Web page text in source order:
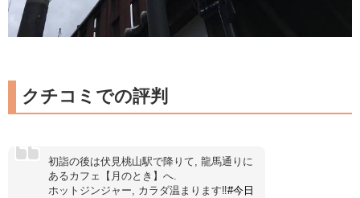
クチコミでの評判
初詣の後は伏見桃山駅で降りて, 龍馬通りに
あるカフェ【月のとき】へ.
ホットジンジャー, カラダ温まります‼︎#今日